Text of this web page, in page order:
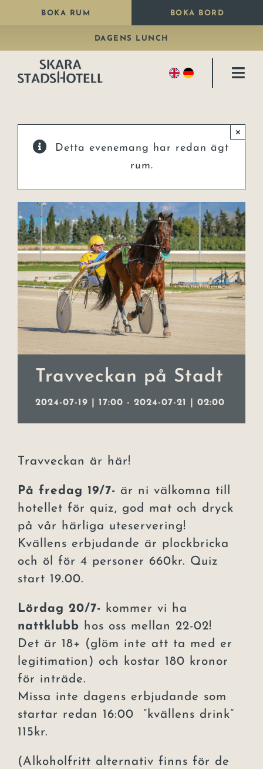
BOKA RUM BOKA BORD
DAGENS LUNCH
Fira
Kongresshall
Konferens
Event
Lars Lerin
Uppleva
Om hotellet
Detta evenemang har redan ägt
rum.
×
Travveckan på Stadt
2024-07-19 | 17:00 - 2024-07-21 | 02:00
Travveckan är här!
På fredag 19/7- är ni välkomna till
hotellet för quiz, god mat och dryck
på vår härliga uteservering!
Kvällens erbjudande är plockbricka
och öl för 4 personer 660kr. Quiz
start 19.00.
Lördag 20/7-
kommer vi ha
nattklubb hos oss mellan 22-02!
Det är 18+ (glöm inte att ta med er
legitimation) och kostar 180 kronor
för inträde.
Missa inte dagens erbjudande som
startar redan 16:00 ”kvällens drink”
115kr.
(Alkoholfritt alternativ finns för de